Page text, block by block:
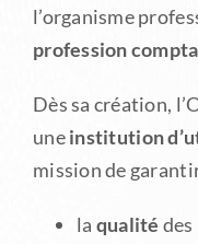
l’organisme
profession
Dès sa création,
uneinstitution
mission de
la qualité